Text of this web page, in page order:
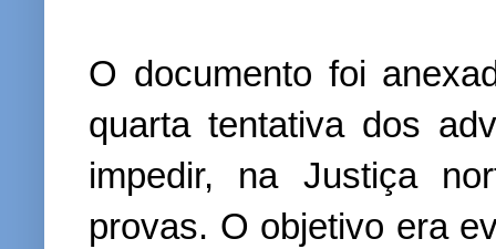
O documento foi
quarta tentativa dos
impedir, na Justiça
provas. O objetivo era